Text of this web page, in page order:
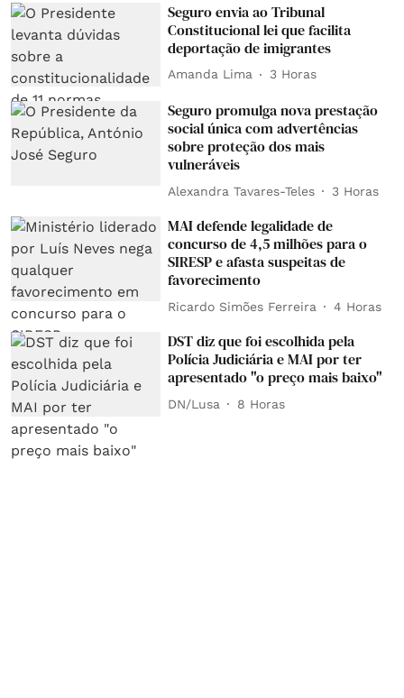
Seguro envia ao Tribunal
Constitucional lei que facilita
deportação de imigrantes
Amanda Lima 3 Horas
Seguro promulga nova prestação
social única com advertências
sobre proteção dos mais
vulneráveis
Alexandra Tavares-Teles 3 Horas
MAI defende legalidade de
concurso de 4,5 milhões para o
SIRESP e afasta suspeitas de
favorecimento
Ricardo Simões Ferreira 4 Horas
DST diz que foi escolhida pela
Polícia Judiciária e MAI por ter
apresentado "o preço mais baixo"
DN/Lusa 8 Horas